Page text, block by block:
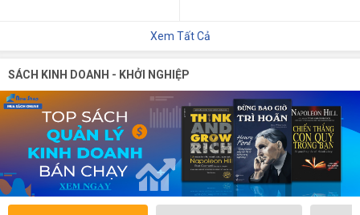
Xem Tất Cả
SÁCH KINH DOANH - KHỞI NGHIỆP